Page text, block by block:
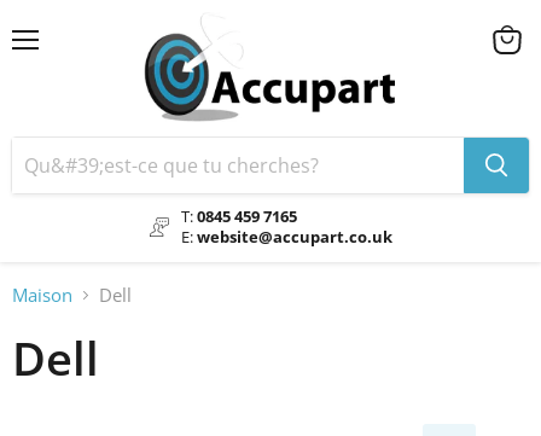
T:0845 459 7165
E:website@accupart.co.uk
Voir
Maison Dell
Dell